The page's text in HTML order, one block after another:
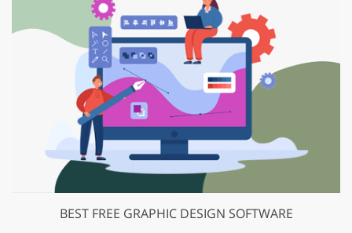
BEST FREE GRAPHIC DESIGN SOFTWARE